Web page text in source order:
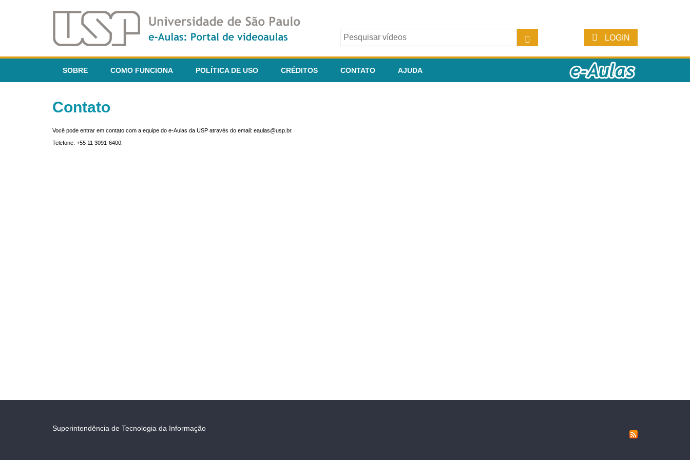
LOGIN
SOBRE COMO FUNCIONA POLÍTICA DE USO CRÉDITOS CONTATO AJUDA
Contato
Você pode entrar em contato com a equipe do e-Aulas da USP através do email: eaulas@usp.br.
Telefone: +55 11 3091-6400.
Superintendência de Tecnologia da Informação